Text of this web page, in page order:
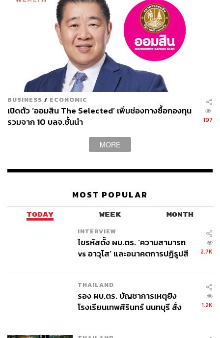
BUSINESS / ECONOMIC
เปิดตัว ‘ออมสิน The Selected’ เพิ่มช่องทางซื้อกองทุน
รวมจาก 10 บลจ.ชั้นนำ
197
MORE
MOST POPULAR
TODAY WEEK MONTH
INTERVIEW
ไขรหัสตั้ง ผบ.ตร. ‘ความสามารถ
vs อาวุโส’ และอนาคตการปฏิรูปสี
2.7K
THAILAND
รอง ผบ.ตร. บัญชาการเหตุยิง
โรงเรียนเทพศิรินทร์ นนทบุรี สั่ง
1.2K